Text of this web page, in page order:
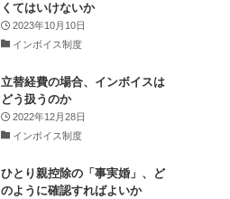
くてはいけないか
2023年10月10日
インボイス制度
立替経費の場合、インボイスは
どう扱うのか
2022年12月28日
インボイス制度
ひとり親控除の「事実婚」、ど
のように確認すればよいか